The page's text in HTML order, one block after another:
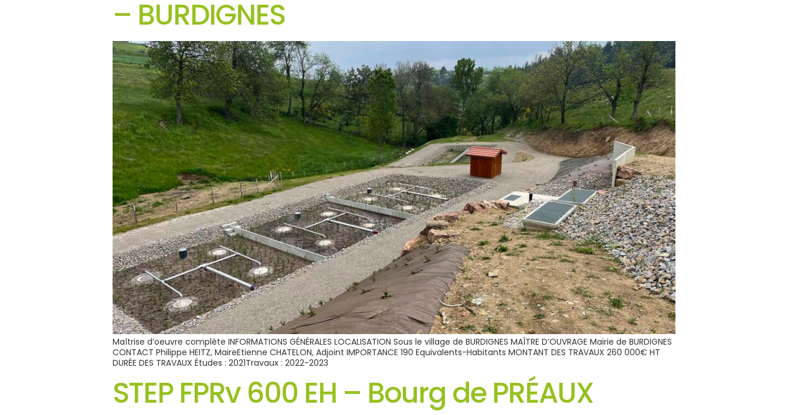
– BURDIGNES
Maîtrise d’oeuvre complète INFORMATIONS GÉNÉRALES LOCALISATION Sous le village de BURDIGNES MAÎTRE D’OUVRAGE Mairie de BURDIGNES
CONTACT Philippe HEITZ, MaireEtienne CHATELON, Adjoint IMPORTANCE 190 Equivalents-Habitants MONTANT DES TRAVAUX 260 000€ HT
DURÉE DES TRAVAUX Études : 2021Travaux : 2022-2023
STEP FPRv 600 EH – Bourg de PRÉAUX